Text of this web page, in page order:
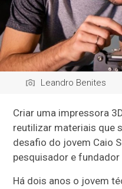
Leandro Benites
Criar uma impressora
reutilizar materiais que
desafio do jovem Caio
pesquisador e fundador
Há dois anos o jovem